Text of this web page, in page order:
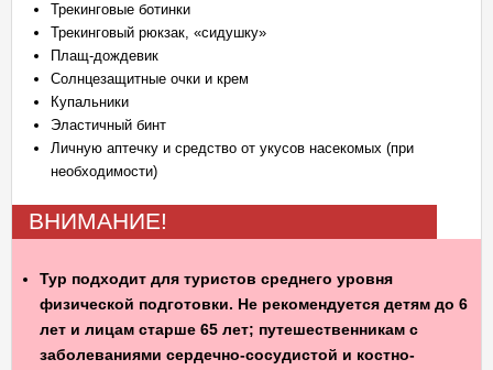
Трекинговые ботинки
Трекинговый рюкзак, «сидушку»
Плащ-дождевик
Солнцезащитные очки и крем
Купальники
Эластичный бинт
Личную аптечку и средство от укусов насекомых (при
необходимости)
ВНИМАНИЕ!
Тур подходит для туристов среднего уровня
физической подготовки. Не рекомендуется детям до 6
лет и лицам старше 65 лет; путешественникам с
заболеваниями сердечно-сосудистой и костно-